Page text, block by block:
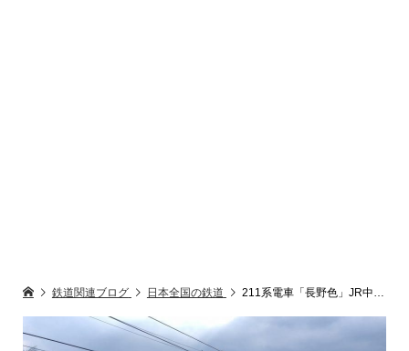
鉄道関連ブログ 日本全国の鉄道 211系電車「長野色」JR中央本線「普通」